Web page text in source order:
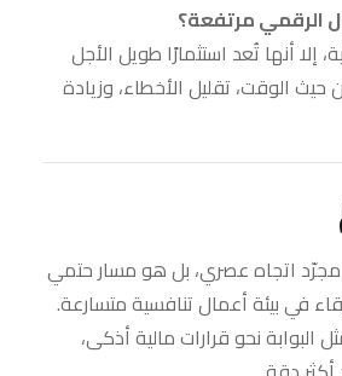
إلا أنها تُعد استثمارًا طويل الأجل
حيث الوقت، تقليل الأخطاء، وزيادة
اتجاه عصري، بل هو مسار حتمي
في بيئة أعمال تنافسية متسارعة.
البوابة نحو قرارات مالية أذكى،